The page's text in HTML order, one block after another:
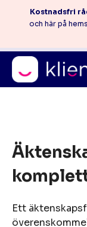
content
Kostnadsfri
och här på
08-410
Ett